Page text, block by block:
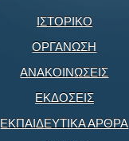
ΙΣΤΟΡΙΚΟ
ΟΡΓΑΝΩΣΗ
ΑΝΑΚΟΙΝΩΣΕΙΣ
ΕΚΔΟΣΕΙΣ
ΕΚΠΑΙΔΕΥΤΙΚΑ ΑΡΘΡΑ